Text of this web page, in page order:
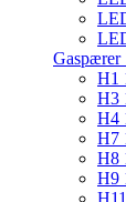
H1
H3
H4
H7
H8
H9